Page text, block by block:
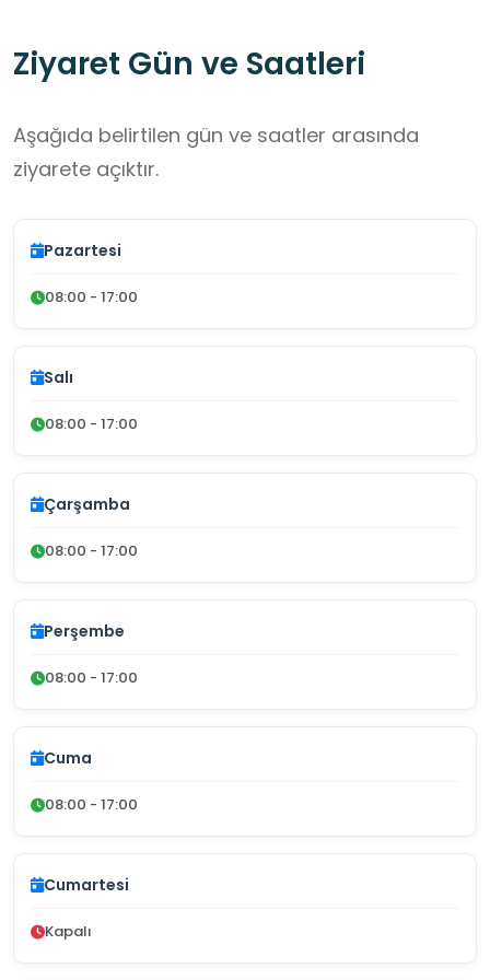
sunması, onu kent için daha da değerli bir
Ziyaret Gün ve Saatleri
Aşağıda belirtilen gün ve saatler arasında
ziyarete açıktır.
Pazartesi
08:00 - 17:00
Salı
08:00 - 17:00
Çarşamba
08:00 - 17:00
Perşembe
08:00 - 17:00
Cuma
08:00 - 17:00
Cumartesi
Kapalı